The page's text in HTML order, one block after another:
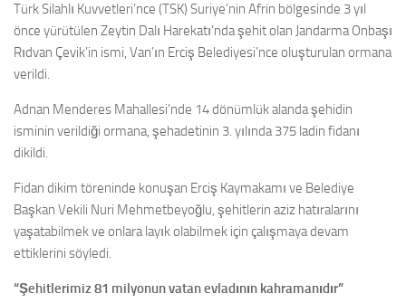
Türk Silahlı Kuvvetleri’nce (TSK) Suriye’nin Afrin bölgesinde 3 yıl
önce yürütülen Zeytin Dalı Harekatı’nda şehit olan Jandarma Onbaşı
Rıdvan Çevik’in ismi, Van’ın Erciş Belediyesi’nce oluşturulan ormana
verildi.
Adnan Menderes Mahallesi’nde 14 dönümlük alanda şehidin
isminin verildiği ormana, şehadetinin 3. yılında 375 ladin fidanı
dikildi.
Fidan dikim töreninde konuşan Erciş Kaymakamı ve Belediye
Başkan Vekili Nuri Mehmetbeyoğlu, şehitlerin aziz hatıralarını
yaşatabilmek ve onlara layık olabilmek için çalışmaya devam
ettiklerini söyledi.
“Şehitlerimiz 81 milyonun vatan evladının kahramanıdır”